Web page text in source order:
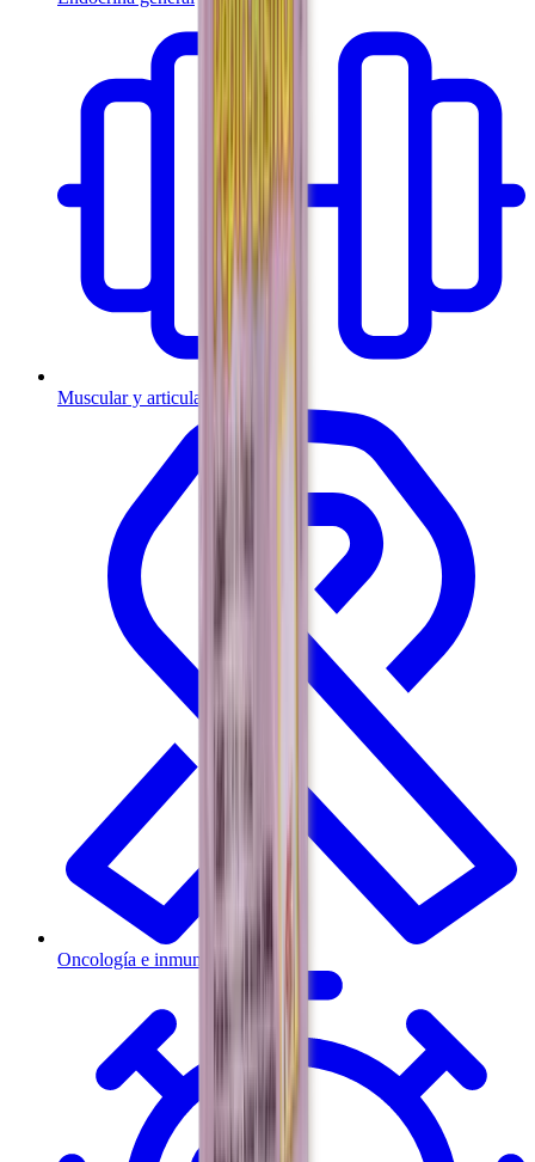
Muscular y articulaciones
Oncología e inmunoterapia